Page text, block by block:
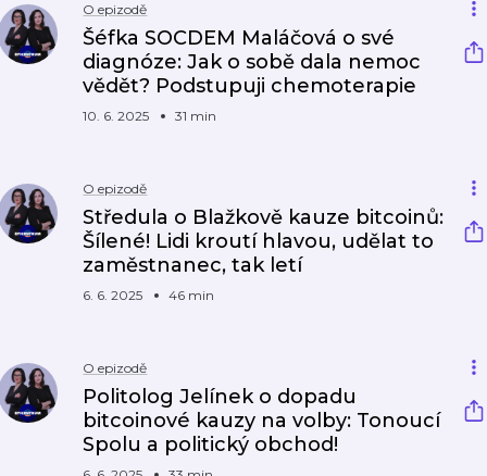
O epizodě
Šéfka SOCDEM Maláčová o své
diagnóze: Jak o sobě dala nemoc
vědět? Podstupuji chemoterapie
10. 6. 2025 31 min
O epizodě
Středula o Blažkově kauze bitcoinů:
Šílené! Lidi kroutí hlavou, udělat to
zaměstnanec, tak letí
6. 6. 2025 46 min
O epizodě
Politolog Jelínek o dopadu
bitcoinové kauzy na volby: Tonoucí
Spolu a politický obchod!